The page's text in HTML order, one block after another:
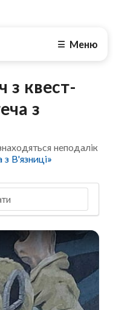
☰ Меню
з квест-
з
неподалік
з В'язниці»